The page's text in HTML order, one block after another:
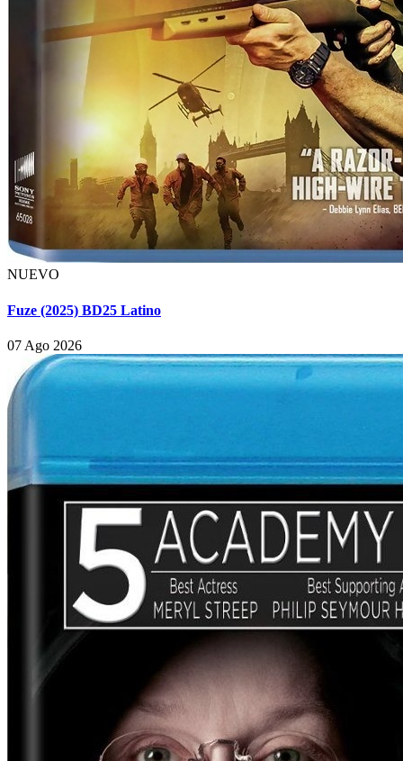
NUEVO
Fuze (2025) BD25 Latino
07 Ago 2026